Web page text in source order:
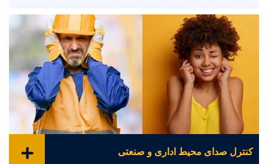
کنترل صدای محیط اداری و صنعتی